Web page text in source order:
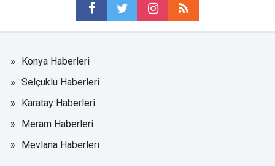
Konya Haberleri
Selçuklu Haberleri
Karatay Haberleri
Meram Haberleri
Mevlana Haberleri